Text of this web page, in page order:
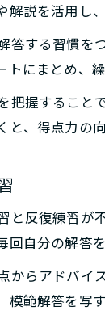
説を活用し
する習慣
にまとめ、
握するこ
、得点力の
反復練習
自分の解答
からアドバ
範解答を